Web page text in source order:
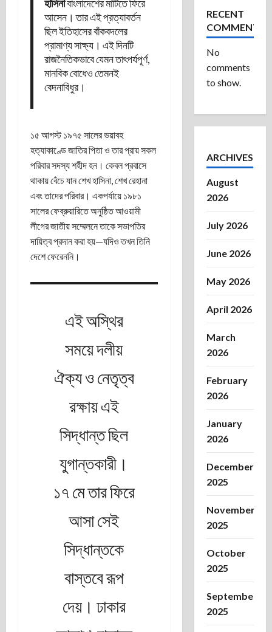
হাসিনাবাংলাদেশের মাটিতে ফিরে
আসেন। তার এই প্রত্যাবর্তন
ছিল ইতিহাসের বাঁকবদলের
প্রামাণ্য সাক্ষ্য। এই দিনটি
রাজনৈতিকভাবে যেমন তাৎপর্যপূর্ণ,
মানবিক বোধেও তেমনই
বেদনাবিধুর।
১৫ আগস্ট ১৯৭৫ সালের ভয়াবহ
হত্যাকাণ্ডে জাতির পিতা ও তার প্রায় সকল
পরিবার সদস্য শহীদ হন। কেবল প্রবাসে
থাকায় বেঁচে যান শেখ হাসিনা, শেখ রেহানা
এবং তাদের পরিবার। একপর্যায়ে ১৯৮১
সালের ফেব্রুয়ারিতে অনুষ্ঠিত আওয়ামী
লীগের জাতীয় সম্মেলনে তাকে সভাপতির
দায়িত্ব প্রদান করা হয়—যদিও তখন তিনি
দেশে ফেরেননি।
এই অস্থির
সময়ে দলীয়
ঐক্য ও নেতৃত্ব
রক্ষায় এই
সিদ্ধান্ত ছিল
যুগান্তকারী।
১৭ মে তার ফিরে
আসা সেই
সিদ্ধান্তকে
বাস্তবে রূপ
দেয়। ঢাকার
RECENT
COMMENTS
No
comments
to show.
ARCHIVES
August
2026
July 2026
June 2026
May 2026
April 2026
March
2026
February
2026
January
2026
December
2025
November
2025
October
2025
September
2025